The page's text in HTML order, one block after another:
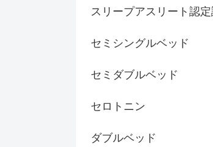
スリープアスリート認
セミシングルベッド
セミダブルベッド
セロトニン
ダブルベッド